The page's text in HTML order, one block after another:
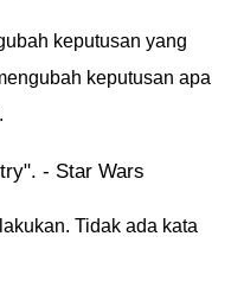
keputusan yang
keputusan apa
- Star Wars
Tidak ada kata